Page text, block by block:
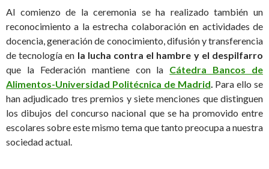
Al comienzo de la ceremonia se ha realizado también un
reconocimiento a la estrecha colaboración en actividades de
docencia, generación de conocimiento, difusión y transferencia
de tecnología en la lucha contra el hambre y el despilfarro
que la Federación mantiene con la Cátedra Bancos de
Alimentos-Universidad Politécnica de Madrid. Para ello se
han adjudicado tres premios y siete menciones que distinguen
los dibujos del concurso nacional que se ha promovido entre
escolares sobre este mismo tema que tanto preocupa a nuestra
sociedad actual.